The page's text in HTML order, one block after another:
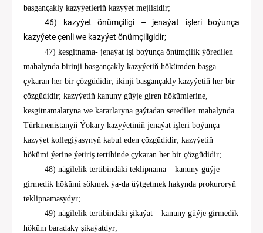
basgançakly kazyýetleriň kazyýet mejlisidir;
46) kazyýet önümçiligi – jenaýat işleri boýunça
kazyýete çenli we kazyýet önümçiligidir;
47) kesgitnama- jenaýat işi boýunça önümçilik ýöredilen
mahalynda birinji basgançakly kazyýetiň hökümden başga
çykaran her bir çözgüdidir; ikinji basgançakly kazyýetiň her bir
çözgüdidir; kazyýetiň kanuny güýje giren hökümlerine,
kesgitnamalaryna we kararlaryna gaýtadan seredilen mahalynda
Türkmenistanyň Ýokary kazyýetiniň jenaýat işleri boýunça
kazyýet kollegiýasynyň kabul eden çözgüdidir; kazyýetiň
hökümi ýerine ýetiriş tertibinde çykaran her bir çözgüdidir;
48) nägilelik tertibindäki teklipnama – kanuny güýje
girmedik hökümi sökmek ýa-da üýtgetmek hakynda prokuroryň
teklipnamasydyr;
49) nägilelik tertibindäki şikaýat – kanuny güýje girmedik
höküm baradaky şikaýatdyr;